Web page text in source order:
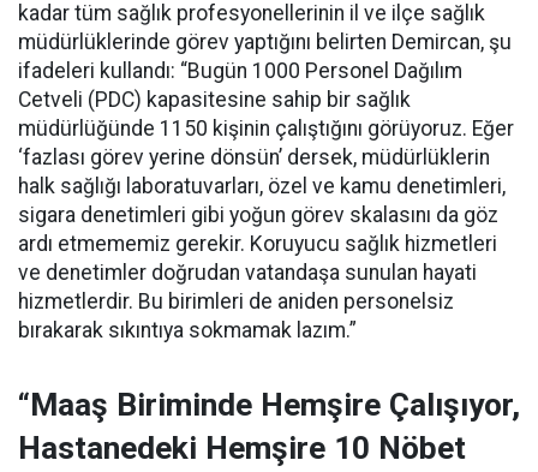
kadar tüm sağlık profesyonellerinin il ve ilçe sağlık
müdürlüklerinde görev yaptığını belirten Demircan, şu
ifadeleri kullandı: “Bugün 1000 Personel Dağılım
Cetveli (PDC) kapasitesine sahip bir sağlık
müdürlüğünde 1150 kişinin çalıştığını görüyoruz. Eğer
‘fazlası görev yerine dönsün’ dersek, müdürlüklerin
halk sağlığı laboratuvarları, özel ve kamu denetimleri,
sigara denetimleri gibi yoğun görev skalasını da göz
ardı etmememiz gerekir. Koruyucu sağlık hizmetleri
ve denetimler doğrudan vatandaşa sunulan hayati
hizmetlerdir. Bu birimleri de aniden personelsiz
bırakarak sıkıntıya sokmamak lazım.”
“Maaş Biriminde Hemşire Çalışıyor,
Hastanedeki Hemşire 10 Nöbet